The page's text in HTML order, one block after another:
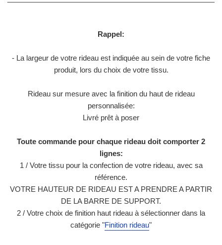
Rappel:
- La largeur de votre rideau est indiquée au sein de votre fiche
produit, lors du choix de votre tissu.
Rideau sur mesure avec la finition du haut de rideau
personnalisée:
Livré prêt à poser
Toute commande pour chaque rideau doit comporter 2
lignes:
1 / Votre tissu pour la confection de votre rideau, avec sa
référence.
VOTRE HAUTEUR DE RIDEAU EST A PRENDRE A PARTIR
DE LA BARRE DE SUPPORT.
2 / Votre choix de finition haut rideau à sélectionner dans la
catégorie "Finition rideau"